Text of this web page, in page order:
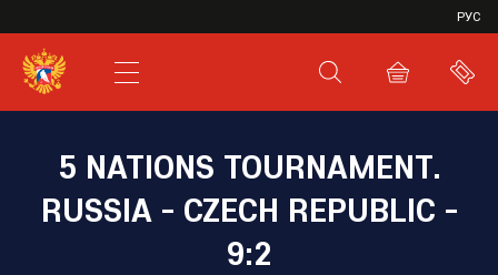
РУС
SHL
JHL
5 NATIONS TOURNAMENT.
RUSSIA - CZECH REPUBLIC -
9:2